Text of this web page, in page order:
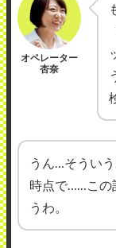
オペレーター
杏奈
うん…そうい
時点で……この
うわ。